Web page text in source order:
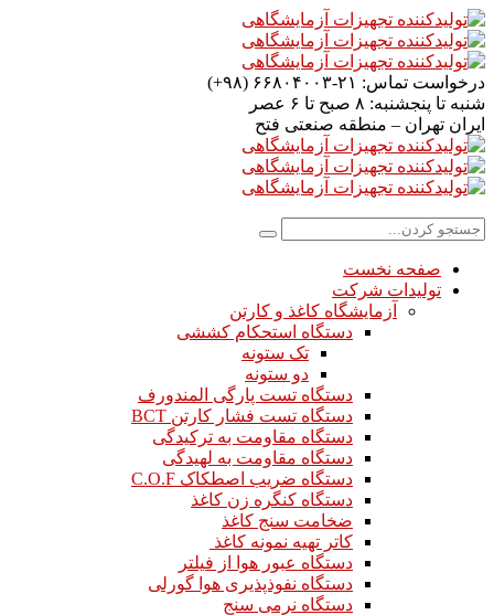
درخواست تماس: ۲۱-۶۶۸۰۴۰۰۳ (۹۸+)
شنبه تا پنجشنبه: ۸ صبح تا ۶ عصر
ایران تهران – منطقه صنعتی فتح
صفحه نخست
تولیدات شرکت
آزمایشگاه کاغذ و کارتن
دستگاه استحکام کششی
تک ستونه
دو ستونه
دستگاه تست پارگی المندورف
دستگاه تست فشار کارتن BCT
دستگاه مقاومت به ترکیدگی
دستگاه مقاومت به لهیدگی
دستگاه ضریب اصطکاک C.O.F
دستگاه کنگره زن کاغذ
ضخامت سنج کاغذ
کاتر تهیه نمونه کاغذ
دستگاه عبور هوا از فیلتر
دستگاه نفوذپذیری هوا گورلی
دستگاه نرمی سنج